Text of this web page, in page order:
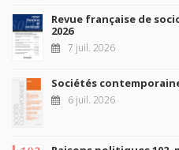
Revue française de
2026
7 juil. 2026
Sociétés
6 juil. 2026